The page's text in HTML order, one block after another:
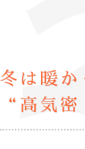
冬は暖か
“高気密